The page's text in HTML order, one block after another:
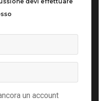
un account